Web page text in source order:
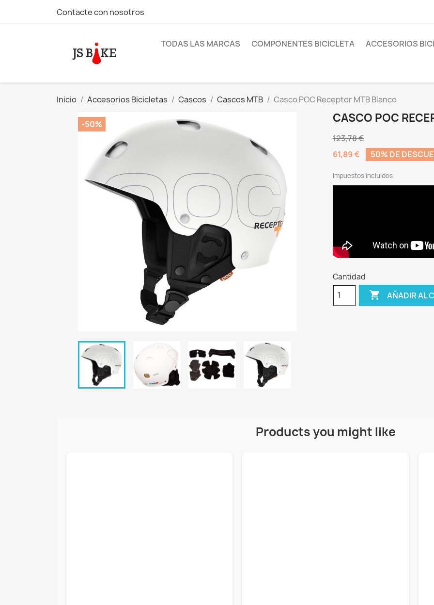
Contacte con nosotros
TODAS LAS MARCAS COMPONENTES BICICLETA ACCESORIOS
Inicio Accesorios Bicicletas Cascos Cascos MTB Casco POC Receptor MTB Blanco
-50% CASCO POC
123,78 €
61,89 €
50% DE
Impuestos incluidos
Cantidad
 AÑADIR AL
Products you might like